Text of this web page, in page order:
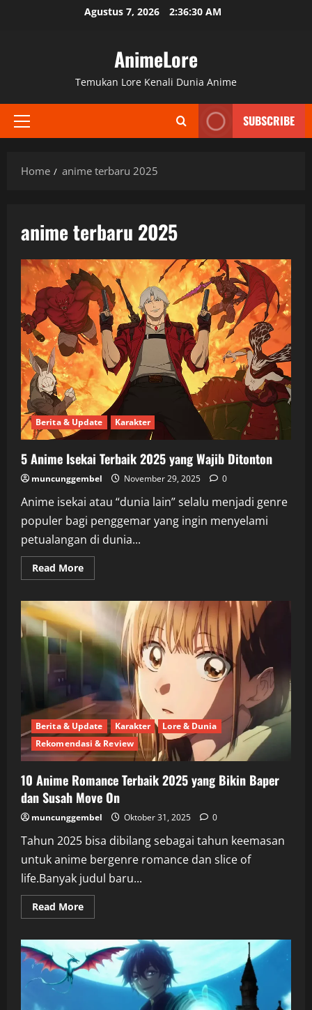
Agustus 7, 2026 2:36:31 AM
AnimeLore
Temukan Lore Kenali Dunia Anime
Primary
SUBSCRIBE
Home anime terbaru 2025
anime terbaru 2025
Berita & Update Karakter
5 Anime Isekai Terbaik 2025 yang Wajib Ditonton
muncunggembel November 29, 2025 0
Anime isekai atau “dunia lain” selalu menjadi genre
populer bagi penggemar yang ingin menyelami
petualangan di dunia...
Read MoreRead
more
Anime
Isekai
Terbaik
2025
yang
Wajib
Ditonton
Berita & Update Karakter
Lore & Dunia
Rekomendasi & Review
10 Anime Romance Terbaik 2025 yang Bikin Baper
dan Susah Move On
muncunggembel Oktober 31, 2025 0
Tahun 2025 bisa dibilang sebagai tahun keemasan
untuk anime bergenre romance dan slice of
life.Banyak judul baru...
Read MoreRead
more
Anime
Romance
Terbaik
2025
yang